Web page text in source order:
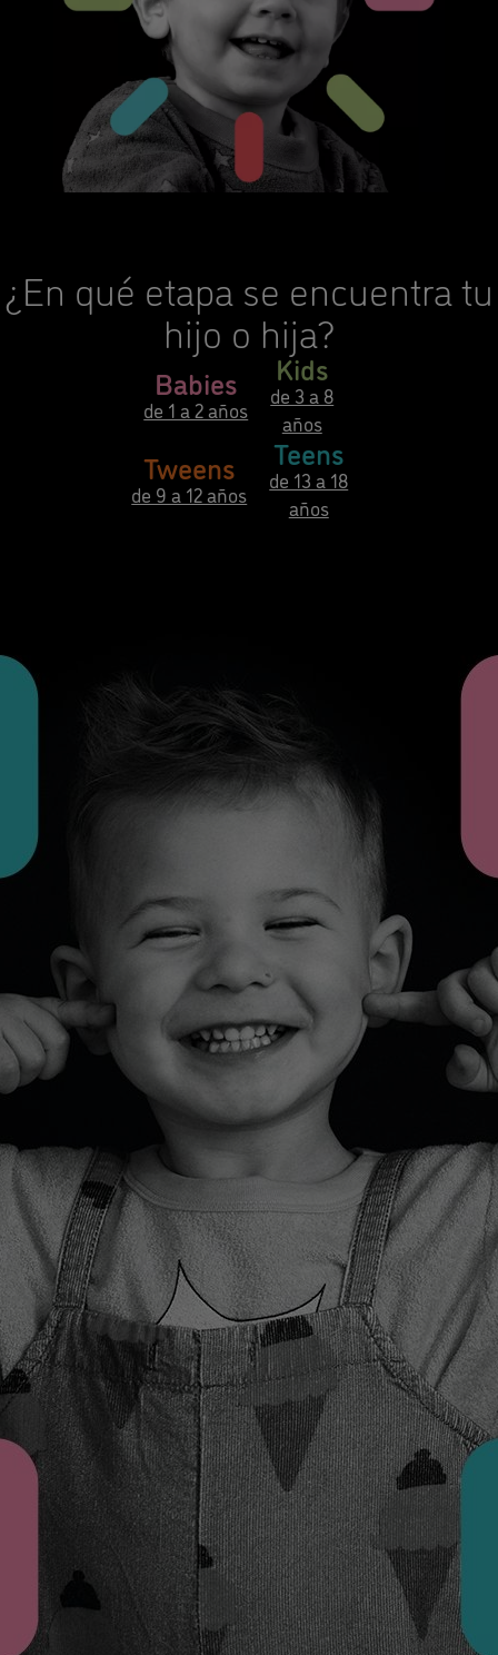
¿En qué etapa se encuentra tu
hijo o hija?
Babies
de 1 a 2 años
Kids
de 3 a 8
años
Tweens
de 9 a 12 años
Teens
de 13 a 18
años